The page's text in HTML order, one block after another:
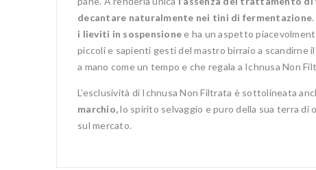
decantare naturalmente nei tini di fermentazione
i lieviti in sospensionee ha un aspetto
piccoli e sapienti gesti del mastro birraio a
a mano come un tempo e che regala a Ichnusa Non
L’esclusività di Ichnusa Non Filtrata è sottolineata
marchio,lo spirito selvaggio e puro della sua terra
sul mercato.